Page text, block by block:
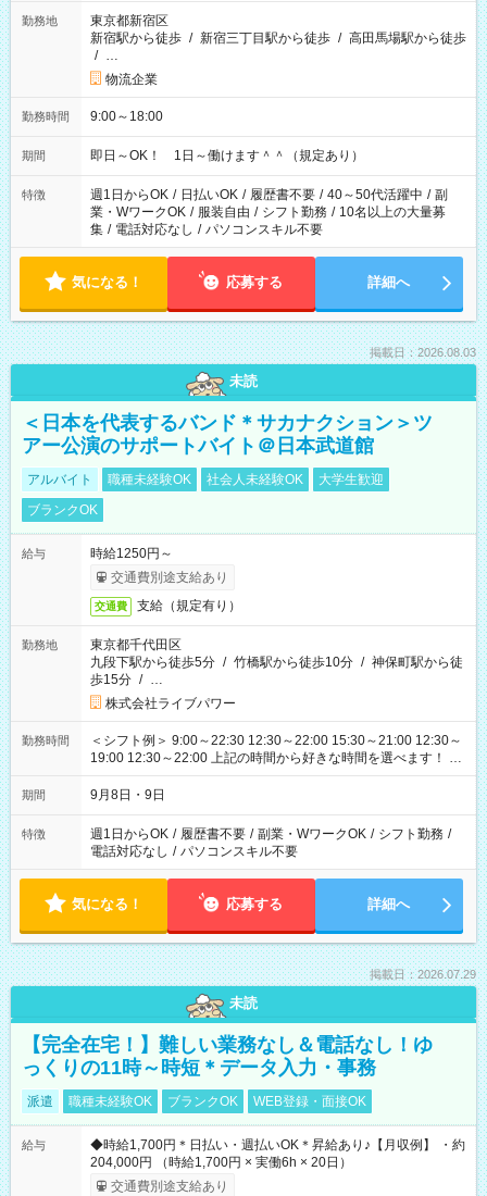
勤務地
東京都新宿区
新宿駅から徒歩 / 新宿三丁目駅から徒歩 / 高田馬場駅から徒歩
/ …
物流企業
勤務時間 9:00～18:00
期間 即日～OK！ 1日～働けます＾＾（規定あり）
特徴 週1日からOK / 日払いOK / 履歴書不要 / 40～50代活躍中 / 副
業・WワークOK / 服装自由 / シフト勤務 / 10名以上の大量募
集 / 電話対応なし / パソコンスキル不要
気になる！ 応募する 詳細へ
掲載日：2026.08.03
未読
＜日本を代表するバンド＊サカナクション＞ツ
アー公演のサポートバイト＠日本武道館
アルバイト 職種未経験OK 社会人未経験OK
大学生歓迎
ブランクOK
給与
時給1250円～
交通費別途支給あり
交通費 支給（規定有り）
勤務地
東京都千代田区
九段下駅から徒歩5分 / 竹橋駅から徒歩10分 / 神保町駅から徒
歩15分 / …
株式会社ライブパワー
勤務時間
＜シフト例＞ 9:00～22:30 12:30～22:00 15:30～21:00 12:30～
19:00 12:30～22:00 上記の時間から好きな時間を選べます！ ※
時間は変更となる可能性があります
期間 9月8日・9日
特徴 週1日からOK / 履歴書不要 / 副業・WワークOK / シフト勤務 /
電話対応なし / パソコンスキル不要
気になる！ 応募する 詳細へ
掲載日：2026.07.29
未読
【完全在宅！】難しい業務なし＆電話なし！ゆ
っくりの11時～時短＊データ入力・事務
派遣 職種未経験OK ブランクOK WEB登録・面接OK
給与
◆時給1,700円＊日払い・週払いOK＊昇給あり♪【月収例】 ・約
204,000円 （時給1,700円 × 実働6h × 20日）
交通費別途支給あり